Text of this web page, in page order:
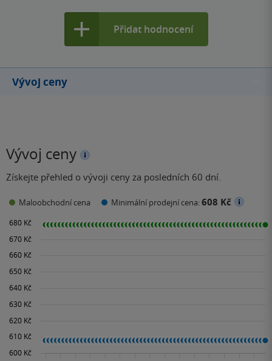
Přidat hodnocení
Vývoj ceny
Vývoj ceny
Získejte přehled o vývoji ceny za posledních 60 dní.
Maloobchodní cena Minimální prodejní cena:608 Kč